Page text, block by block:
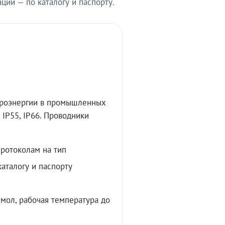
в промышленных
IP66. Проводники
на тип
и паспорту
рабочая температура до